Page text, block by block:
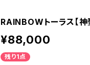
RAINBOWトーラス【神
¥88,000
残り1点